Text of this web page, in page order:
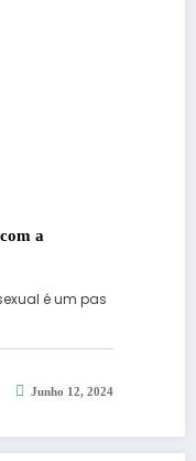
a
é um pas
Junho 12, 2024